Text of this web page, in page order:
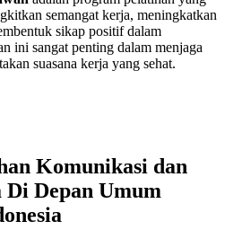
semangat kerja, meningkatkan
sikap positif dalam
ini sangat penting dalam menjaga
suasana kerja yang sehat.
Komunikasi dan
Depan Umum